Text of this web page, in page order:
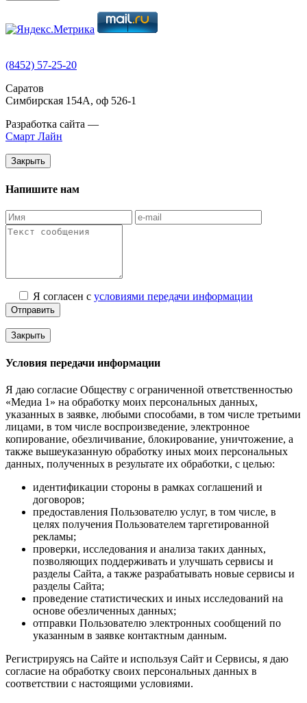
(8452) 57-25-20
Саратов
Симбирская 154А, оф 526-1
Разработка сайта —
Смарт Лайн
Закрыть
Напишите нам
Я согласен с условиями передачи информации
Отправить
Закрыть
Условия передачи информации
Я даю согласие Обществу с ограниченной ответственностью
«Медиа 1» на обработку моих персональных данных,
указанных в заявке, любыми способами, в том числе третьими
лицами, в том числе воспроизведение, электронное
копирование, обезличивание, блокирование, уничтожение, а
также вышеуказанную обработку иных моих персональных
данных, полученных в результате их обработки, с целью:
идентификации стороны в рамках соглашений и
договоров;
предоставления Пользователю услуг, в том числе, в
целях получения Пользователем таргетированной
рекламы;
проверки, исследования и анализа таких данных,
позволяющих поддерживать и улучшать сервисы и
разделы Сайта, а также разрабатывать новые сервисы и
разделы Сайта;
проведение статистических и иных исследований на
основе обезличенных данных;
отправки Пользователю электронных сообщений по
указанным в заявке контактным данным.
Регистрируясь на Сайте и используя Сайт и Сервисы, я даю
согласие на обработку своих персональных данных в
соответствии с настоящими условиями.